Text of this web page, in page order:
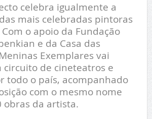
celebra igualmente a
mais celebradas pintoras
o apoio da Fundação
e da Casa das
Exemplares vai
de cineteatros e
todo o país, acompanhado
com o mesmo nome
obras da artista.